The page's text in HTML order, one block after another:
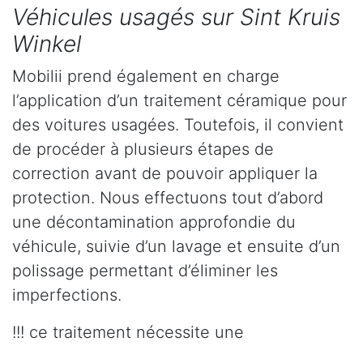
Véhicules usagés sur Sint Kruis
Winkel
Mobilii prend également en charge
l’application d’un traitement céramique pour
des voitures usagées. Toutefois, il convient
de procéder à plusieurs étapes de
correction avant de pouvoir appliquer la
protection. Nous effectuons tout d’abord
une décontamination approfondie du
véhicule, suivie d’un lavage et ensuite d’un
polissage permettant d’éliminer les
imperfections.
!!! ce traitement nécessite une